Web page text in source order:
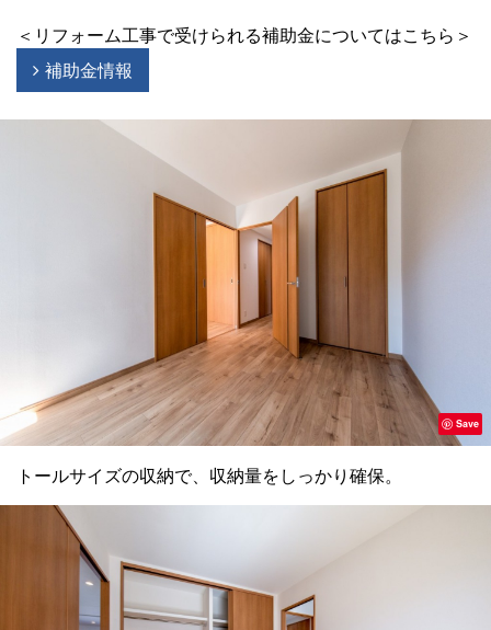
＜リフォーム工事で受けられる補助金についてはこちら＞
補助金情報
Save
トールサイズの収納で、収納量をしっかり確保。